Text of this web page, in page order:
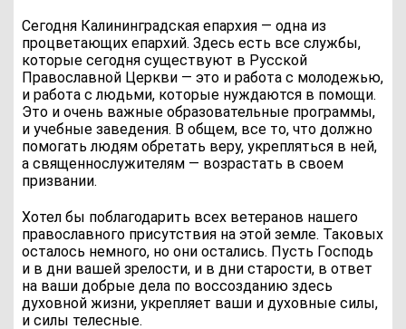
Сегодня Калининградская епархия — одна из
процветающих епархий. Здесь есть все службы,
которые сегодня существуют в Русской
Православной Церкви — это и работа с молодежью,
и работа с людьми, которые нуждаются в помощи.
Это и очень важные образовательные программы,
и учебные заведения. В общем, все то, что должно
помогать людям обретать веру, укрепляться в ней,
а священнослужителям — возрастать в своем
призвании.
Хотел бы поблагодарить всех ветеранов нашего
православного присутствия на этой земле. Таковых
осталось немного, но они остались. Пусть Господь
и в дни вашей зрелости, и в дни старости, в ответ
на ваши добрые дела по воссозданию здесь
духовной жизни, укрепляет ваши и духовные силы,
и силы телесные.